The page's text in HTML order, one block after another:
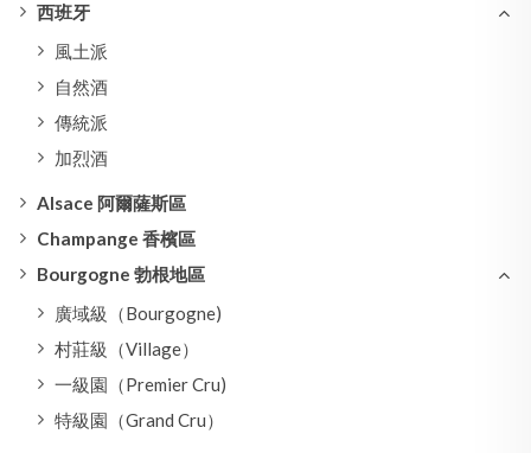
西班牙
風土派
自然酒
傳統派
加烈酒
Alsace 阿爾薩斯區
Champange 香檳區
Bourgogne 勃根地區
廣域級（Bourgogne)
村莊級（Village）
一級園（Premier Cru)
特級園（Grand Cru）